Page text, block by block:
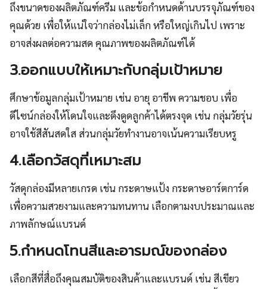
ถึงขนาดของผลิตภัณฑ์ครีม และข้อกำหนดด้านบรรจุภัณฑ์ของ
คุณด้วย เพื่อให้แน่ใจว่ากล่องไม่เล็ก หรือใหญ่เกินไป เพราะ
อาจส่งผลต่อความสด คุณภาพของผลิตภัณฑ์ได้
3.ออกแบบให้เหมาะกับกลุ่มเป้าหมาย
ศึกษาข้อมูลกลุ่มเป้าหมาย เช่น อายุ อาชีพ ความชอบ เพื่อ
ดีไซน์กล่องให้โดนใจและดึงดูดลูกค้าได้ตรงจุด เช่น กลุ่มวัยรุ่น
อาจใช้สีสันสดใส ส่วนกลุ่มวัยทำงานอาจเน้นความเรียบหรู
4.เลือกวัสดุที่เหมาะสม
วัสดุกล่องมีหลายเกรด เช่น กระดาษแป้ง กระดาษอาร์ตการ์ด
เพื่อความสวยงามและความทนทาน เลือกตามงบประมาณและ
ภาพลักษณ์แบรนด์
5.กำหนดโทนสีและอารมณ์ของกล่อง
เลือกสีที่สื่อถึงคุณสมบัติของสินค้าและแบรนด์ เช่น สีเขียว